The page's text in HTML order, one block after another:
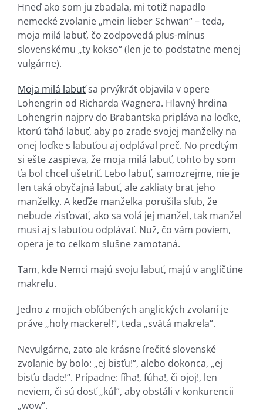
Hneď ako som ju zbadala, mi totiž napadlo
nemecké zvolanie „mein lieber Schwan“ – teda,
moja milá labuť, čo zodpovedá plus-mínus
slovenskému „ty kokso“ (len je to podstatne menej
vulgárne).
Moja milá labuťsa prvýkrát objavila v opere
Lohengrin od Richarda Wagnera. Hlavný hrdina
Lohengrin najprv do Brabantska pripláva na loďke,
ktorú ťahá labuť, aby po zrade svojej manželky na
onej loďke s labuťou aj odplával preč. No predtým
si ešte zaspieva, že moja milá labuť, tohto by som
ťa bol chcel ušetriť. Lebo labuť, samozrejme, nie je
len taká obyčajná labuť, ale zakliaty brat jeho
manželky. A keďže manželka porušila sľub, že
nebude zisťovať, ako sa volá jej manžel, tak manžel
musí aj s labuťou odplávať. Nuž, čo vám poviem,
opera je to celkom slušne zamotaná.
Tam, kde Nemci majú svoju labuť, majú v angličtine
makrelu.
Jedno z mojich obľúbených anglických zvolaní je
práve „holy mackerel!“, teda „svätá makrela“.
Nevulgárne, zato ale krásne írečité slovenské
zvolanie by bolo: „ej bisťu!“, alebo dokonca, „ej
bisťu dade!“. Prípadne: fíha!, fúha!, či ojoj!, len
neviem, či sú dosť „kúl“, aby obstáli v konkurencii
„wow“.